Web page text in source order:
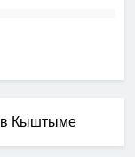
в Кыштыме